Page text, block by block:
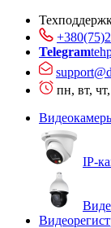
Telegram
пн, вт,
IP-